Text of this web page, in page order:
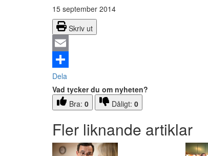
15 september 2014
Skriv ut
Email
Dela
Vad tycker du om nyheten?
Bra: 0 Dåligt: 0
Fler liknande artiklar